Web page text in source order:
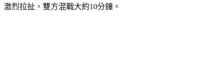
激烈拉扯，雙方混戰大約10分鐘。